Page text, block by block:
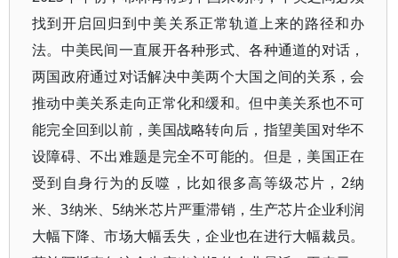
找到开启回归到中美关系正常轨道上来的路径和办
法。中美民间一直展开各种形式、各种通道的对话，
两国政府通过对话解决中美两个大国之间的关系，会
推动中美关系走向正常化和缓和。但中美关系也不可
能完全回到以前，美国战略转向后，指望美国对华不
设障碍、不出难题是完全不可能的。但是，美国正在
受到自身行为的反噬，比如很多高等级芯片，2纳
米、3纳米、5纳米芯片严重滞销，生产芯片企业利润
大幅下降、市场大幅丢失，企业也在进行大幅裁员。